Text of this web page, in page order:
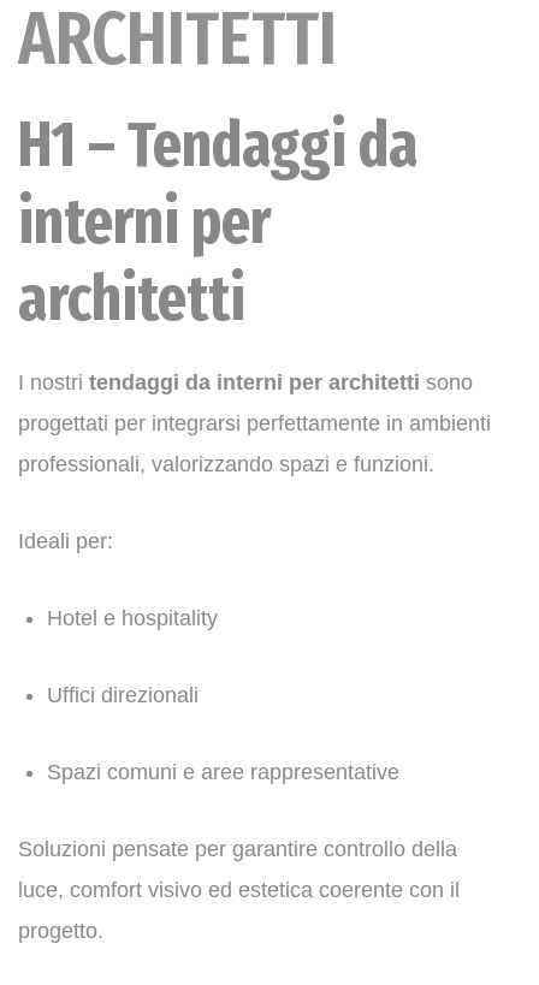
ARCHITETTI
H1 – Tendaggi da
interni per
architetti
I nostri tendaggi da interni per architetti sono
progettati per integrarsi perfettamente in ambienti
professionali, valorizzando spazi e funzioni.
Ideali per:
Hotel e hospitality
Uffici direzionali
Spazi comuni e aree rappresentative
Soluzioni pensate per garantire controllo della
luce, comfort visivo ed estetica coerente con il
progetto.